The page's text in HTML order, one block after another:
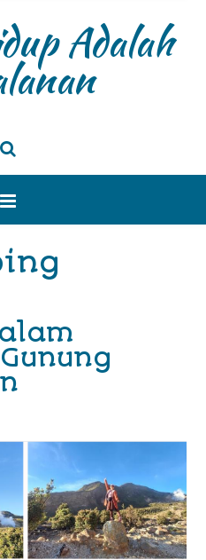
Adalah